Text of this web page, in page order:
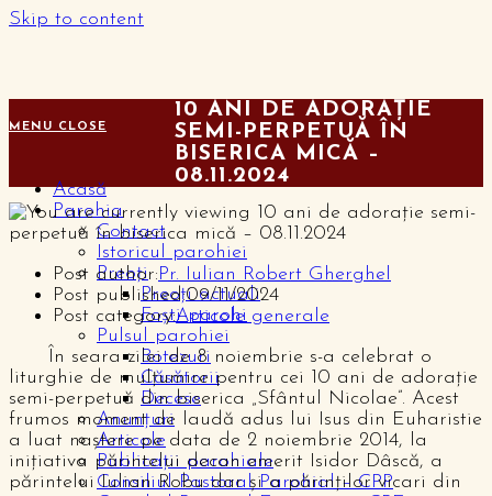
Skip to content
MENU CLOSE
Acasă
Parohia
Contact
Istoricul parohiei
Preoți
Preoți actuali
Foști parohi
Pulsul parohiei
Botezuri
Căsătorii
Decese
Anunțuri
Articole
Publicații parohiale
Consiliul Pastoral Parohial – CPP
10 ANI DE ADORAȚIE
SEMI-PERPETUĂ ÎN
BISERICA MICĂ –
08.11.2024
Post author: Pr. Iulian Robert Gherghel
Post published:09/11/2024
Post category:Articole generale
În seara zilei de 8 noiembrie s-a celebrat o
liturghie de mulțumire pentru cei 10 ani de adorație
semi-perpetuă din biserica „Sfântul Nicolae”. Acest
frumos moment de laudă adus lui Isus din Euharistie
a luat naștere pe data de 2 noiembrie 2014, la
inițiativa părintelui decan emerit Isidor Dâscă, a
părintelui Iulian Robu dar și a părinților vicari din